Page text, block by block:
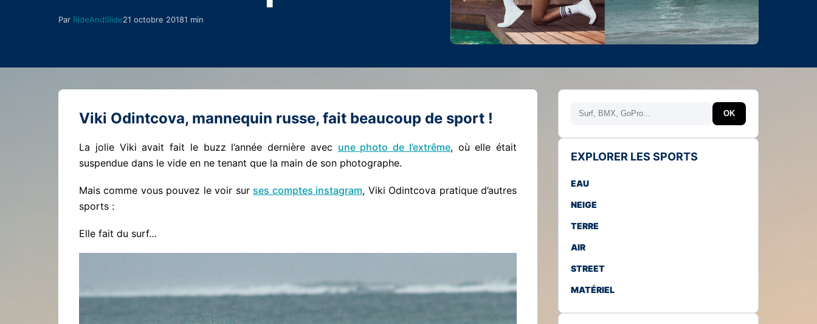
Par RideAndSlide21 octobre 20181 min
Viki Odintcova, mannequin russe, fait beaucoup de sport !
La jolie Viki avait fait le buzz l’année dernière avec une photo de l’extrême, où elle était
suspendue dans le vide en ne tenant que la main de son photographe.
Mais comme vous pouvez le voir sur ses comptes instagram, Viki Odintcova pratique d’autres
sports :
Elle fait du surf…
Rechercher OK
EXPLORER LES SPORTS
EAU
NEIGE
TERRE
AIR
STREET
MATÉRIEL